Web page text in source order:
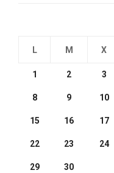
L M X
1 2 3
8 9 10
15 16 17
22 23 24
29
30